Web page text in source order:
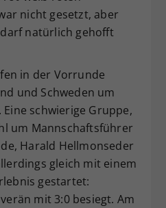
nicht gesetzt, aber
natürlich gehofft
in der Vorrunde
und Schweden um
Eine schwierige Gruppe,
um Mannschaftsführer
Harald Hellmonseder
gleich mit einem
gestartet:
mit 3:0 besiegt. Am
speichert Ihre Consent-
Unter anderem eine
Einstellungen, falls der
Betreiber dies eingestellt